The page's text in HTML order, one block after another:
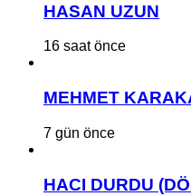
HASAN UZUN
16 saat önce
MEHMET
7 gün önce
HACI DURDU